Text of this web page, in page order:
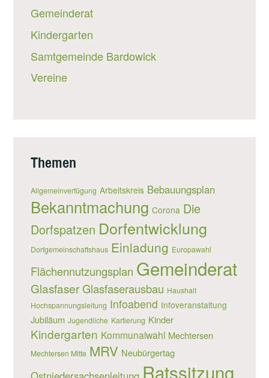
Gemeinderat
Kindergarten
Samtgemeinde Bardowick
Vereine
Themen
Allgemeinverfügung Arbeitskreis Bebauungsplan
Bekanntmachung Corona Die
Dorfspatzen Dorfentwicklung
Dorfgemeinschaftshaus Einladung Europawahl
Flächennutzungsplan Gemeinderat
Glasfaser Glasfaserausbau Haushalt
Hochspannungsleitung Infoabend Infoveranstaltung
Jubiläum Jugendliche Kartierung Kinder
Kindergarten Kommunalwahl Mechtersen
Mechtersen Mitte MRV Neubürgertag
Ratssitzung